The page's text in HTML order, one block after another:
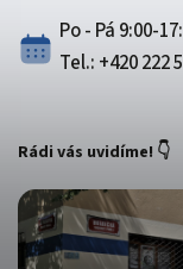
Po - Pá 9:00-
Tel.: +420 222
Rádi vás uvidíme! 👇